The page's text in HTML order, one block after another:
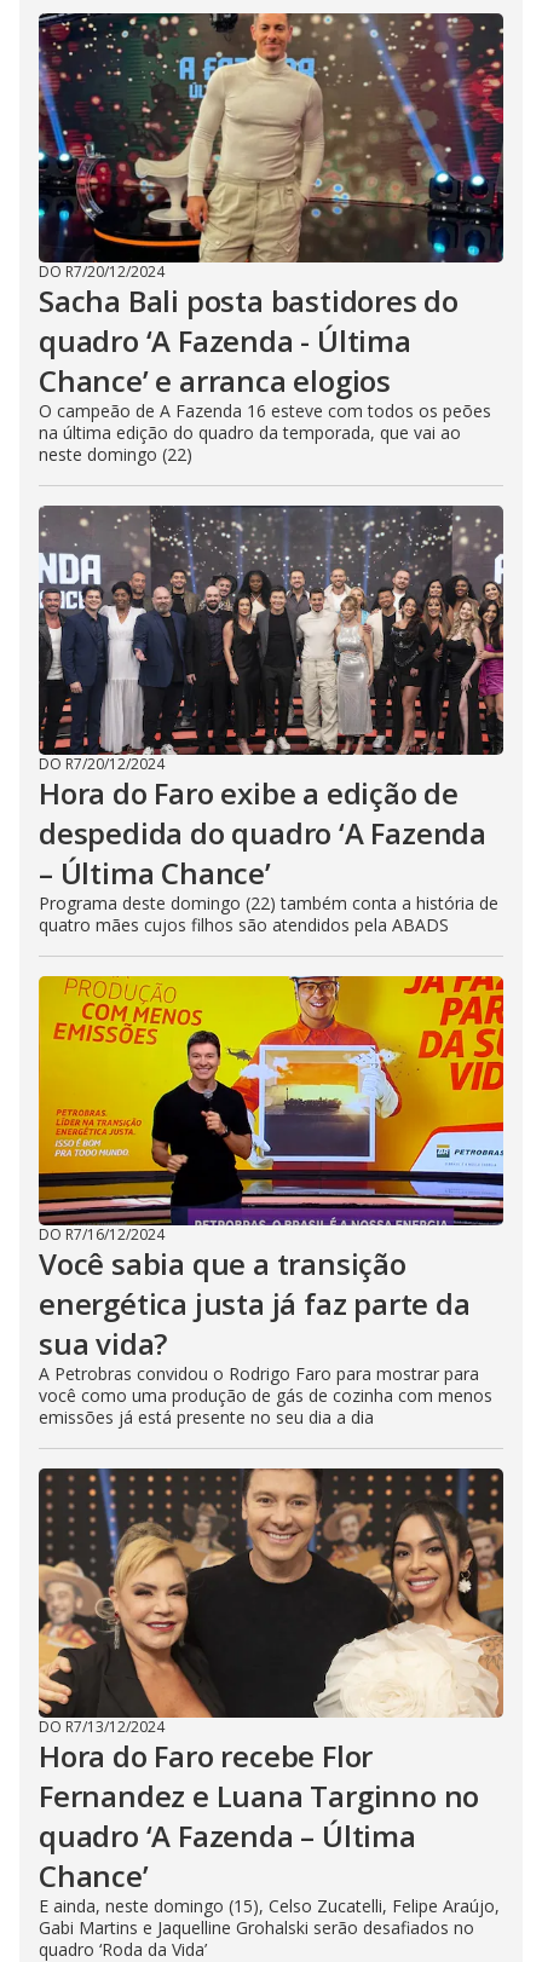
DO R7/20/12/2024
Sacha Bali posta bastidores do
quadro ‘A Fazenda - Última
Chance’ e arranca elogios
O campeão de A Fazenda 16 esteve com todos os peões
na última edição do quadro da temporada, que vai ao
neste domingo (22)
DO R7/20/12/2024
Hora do Faro exibe a edição de
despedida do quadro ‘A Fazenda
– Última Chance’
Programa deste domingo (22) também conta a história de
quatro mães cujos filhos são atendidos pela ABADS
DO R7/16/12/2024
Você sabia que a transição
energética justa já faz parte da
sua vida?
A Petrobras convidou o Rodrigo Faro para mostrar para
você como uma produção de gás de cozinha com menos
emissões já está presente no seu dia a dia
DO R7/13/12/2024
Hora do Faro recebe Flor
Fernandez e Luana Targinno no
quadro ‘A Fazenda – Última
Chance’
E ainda, neste domingo (15), Celso Zucatelli, Felipe Araújo,
Gabi Martins e Jaquelline Grohalski serão desafiados no
quadro ‘Roda da Vida’